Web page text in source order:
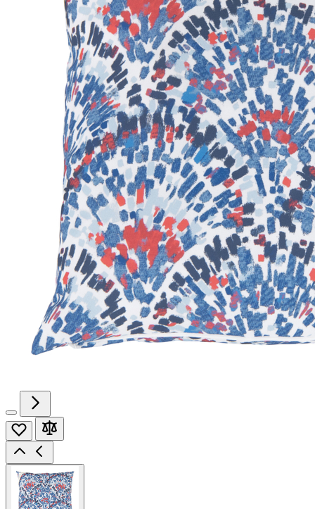
View
larger
image